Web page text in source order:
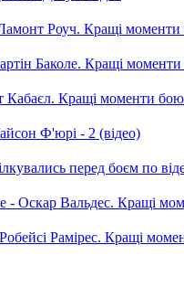
Роуч. Кращі
Баколе. Кращі
Кабаєл. Кращі моменти
Ф'юрі - 2 (відео)
перед боєм по
- Оскар Вальдес. Кращі
Рамірес. Кращі